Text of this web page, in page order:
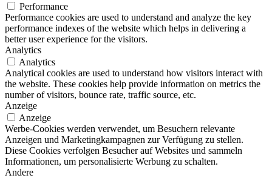
Performance
Performance cookies are used to understand and analyze the key
performance indexes of the website which helps in delivering a
better user experience for the visitors.
Analytics
Analytics
Analytical cookies are used to understand how visitors interact with
the website. These cookies help provide information on metrics the
number of visitors, bounce rate, traffic source, etc.
Anzeige
Anzeige
Werbe-Cookies werden verwendet, um Besuchern relevante
Anzeigen und Marketingkampagnen zur Verfügung zu stellen.
Diese Cookies verfolgen Besucher auf Websites und sammeln
Informationen, um personalisierte Werbung zu schalten.
Andere